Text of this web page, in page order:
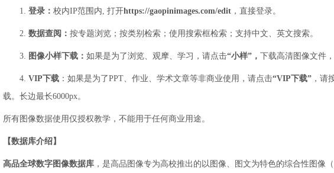
1. 登录： 校内IP范围内, 打开https://gaopinimages.com/edit，直接登录。
2. 数据查阅： 按专题浏览；按类别检索；使用搜索框检索；支持中文、英文搜索。
3. 图像小样下载： 如果是为了浏览、观摩、学习，请点击“小样”， 下载高清图像文件，
4. VIP下载：如果是为了PPT、作业、学术文章等非商业使用，请点击“VIP下载”，请
载。长边最长6000px。
所有图像数据使用仅授权教学，不能用于任何商业用途。
【数据库介绍】
高品全球数字图像数据库，是高品图像专为高校推出的以图像、图文为特色的综合性图像